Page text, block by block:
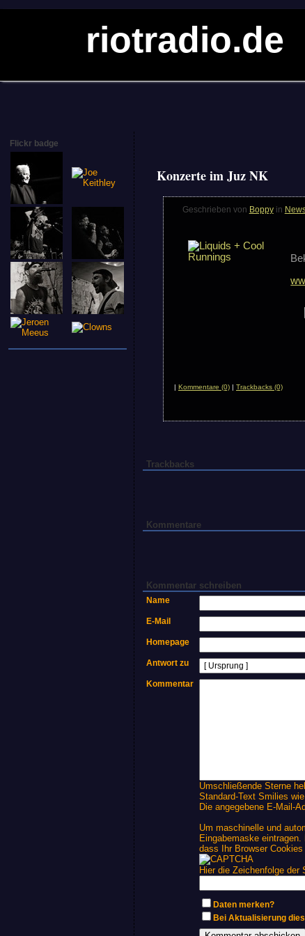
riotradio.de
Flickr badge
Konzerte im Juz NK
Geschrieben von Boppy in
| Kommentare (0)| Trackbacks (0)
Trackbacks
Kommentare
Kommentar schreiben
Name
E-Mail
Homepage
Antwort zu
Kommentar
Umschließende Sterne
Standard-Text Smilies
Die angegebene E-Mail-
Um maschinelle und
Eingabemaske
dass Ihr Browser
Hier die Zeichenfolge der
Daten merken?
Bei Aktualisierung